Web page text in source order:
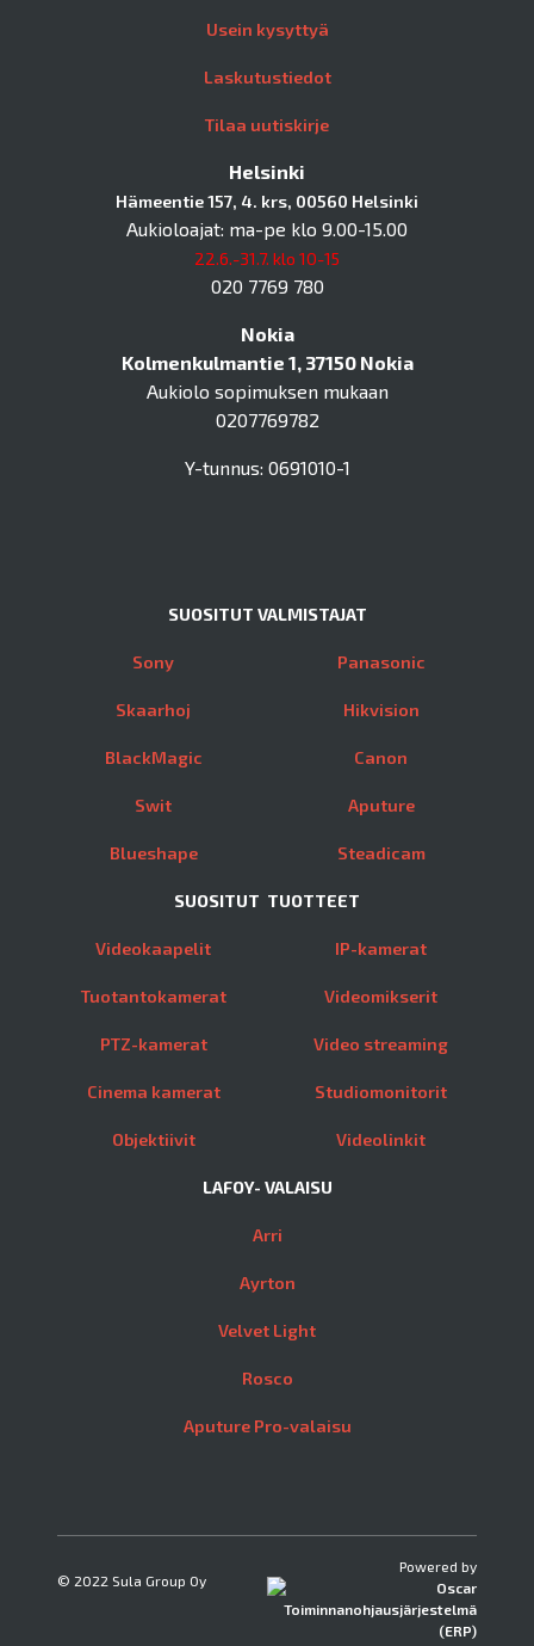
Usein kysyttyä
Laskutustiedot
Tilaa uutiskirje
Helsinki
Hämeentie 157, 4. krs, 00560 Helsinki
Aukioloajat: ma-pe klo 9.00-15.00
22.6.-31.7. klo 10-15
020 7769 780
Nokia
Kolmenkulmantie 1, 37150 Nokia
Aukiolo sopimuksen mukaan
0207769782
Y-tunnus: 0691010-1
SUOSITUT VALMISTAJAT
Sony
Skaarhoj
BlackMagic
Swit
Blueshape
Panasonic
Hikvision
Canon
Aputure
Steadicam
SUOSITUT TUOTTEET
Videokaapelit
Tuotantokamerat
PTZ-kamerat
Cinema kamerat
Objektiivit
IP-kamerat
Videomikserit
Video streaming
Studiomonitorit
Videolinkit
LAFOY- VALAISU
Arri
Ayrton
Velvet Light
Rosco
Aputure Pro-valaisu
© 2022 Sula Group Oy
Powered by